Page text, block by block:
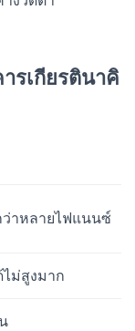
รเกียรตินาคิ
ว่าหลายไฟแนนซ์
ม่สูงมาก